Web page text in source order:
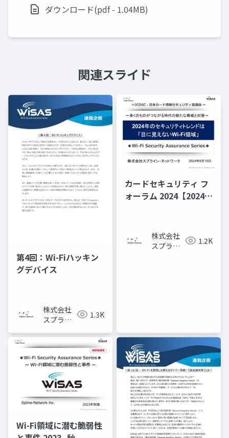
ダウンロード(pdf - 1.04MB)
関連スライド
第4回：Wi-Fiハッキン
グデバイス
株式会社
スプライ
トワーク
1.3K
カードセキュリティ フ
ォーラム 2024【2024年
Wi-Fi領域」】
株式会社
スプライ
1.2K
Wi-Fi領域に潜む脆弱性